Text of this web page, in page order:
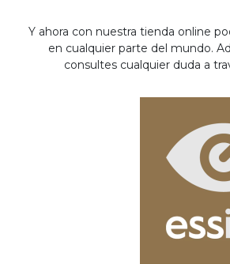
Y ahora con nuestra tienda online
en cualquier parte del mundo.
consultes cualquier duda a